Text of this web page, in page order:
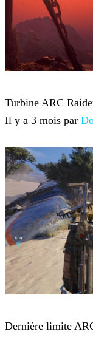
Turbine ARC
Il y a 3 mois par
Dernière limite